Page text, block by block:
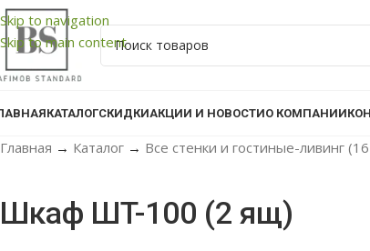
Skip to navigation
Skip to main content
КАТАЛОГСКИДКИАКЦИИ И НОВОСТИО КОМПАНИИ
Главная → Каталог → Все стенки и гостиные-ливинг
Шкаф ШT-100 (2 ящ)